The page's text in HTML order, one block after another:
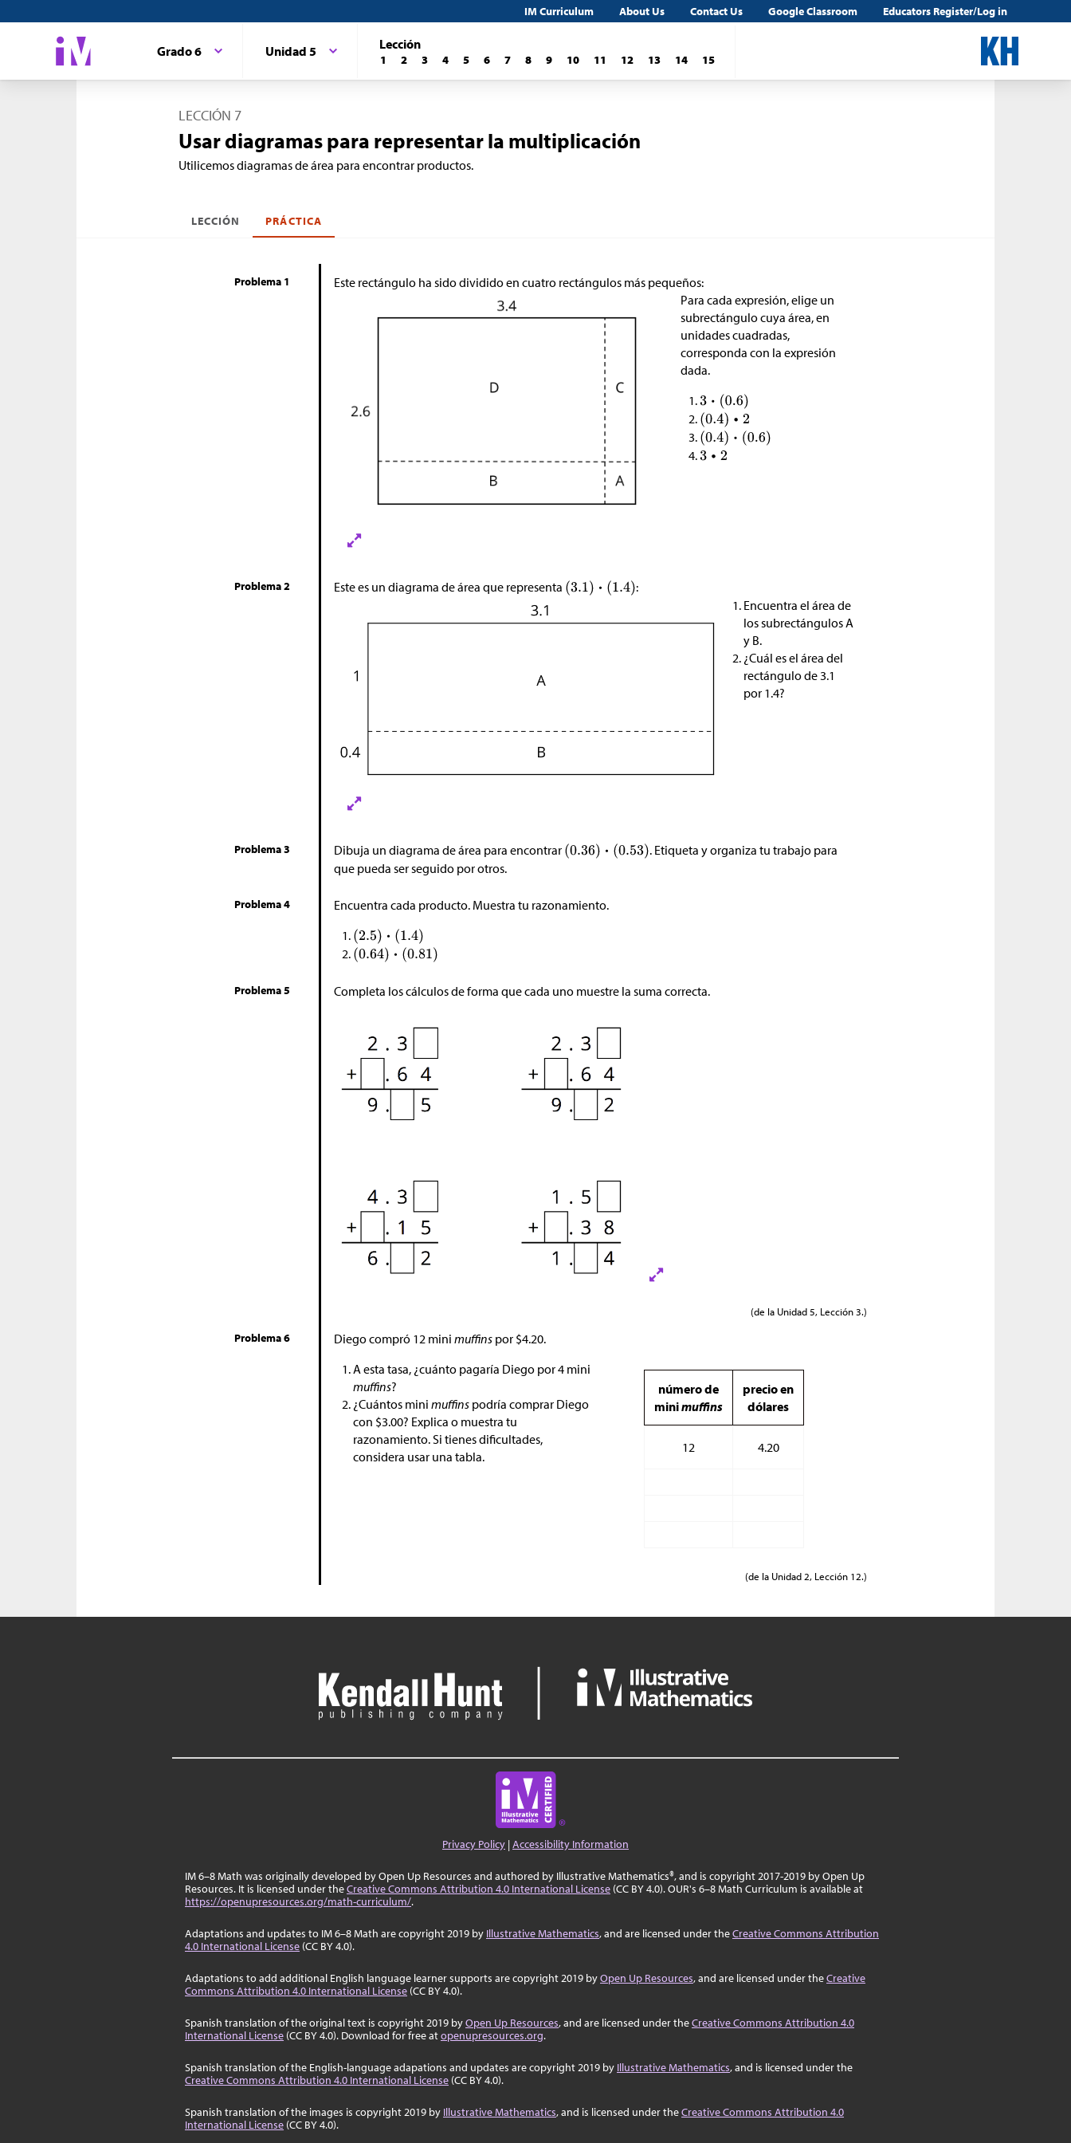
IM Curriculum About Us Contact Us Google Classroom Educators Register/Log in
Grado 6 Unidad 5 Lección
1 2 3 4 5 6 7 8 9 10 11 12 13 14 15
LECCIÓN 7
Usar diagramas para representar la multiplicación
Utilicemos diagramas de área para encontrar productos.
LECCIÓN PRÁCTICA
Problema 1
Este rectángulo ha sido dividido en cuatro rectángulos más pequeños:
Para cada expresión, elige un
subrectángulo cuya área, en
unidades cuadradas,
corresponda con la expresión
dada.
Problema 2 Este es un diagrama de área que representa
:
Encuentra el área de
los subrectángulos A
y B.
¿Cuál es el área del
rectángulo de 3.1
por 1.4?
Problema 3 Dibuja un diagrama de área para encontrar
. Etiqueta y organiza tu trabajo para
que pueda ser seguido por otros.
Problema 4 Encuentra cada producto. Muestra tu razonamiento.
Problema 5 Completa los cálculos de forma que cada uno muestre la suma correcta.
(de la Unidad 5, Lección 3.)
Problema 6 Diego compró 12 minimuffins por $4.20.
A esta tasa, ¿cuánto pagaría Diego por 4 mini
muffins?
¿Cuántos minimuffins podría comprar Diego
con $3.00? Explica o muestra tu
razonamiento. Si tienes dificultades,
considera usar una tabla.
número de
minimuffins
precio en
dólares
12 4.20
(de la Unidad 2, Lección 12.)
Privacy Policy |Accessibility Information
IM 6–8 Math was originally developed by Open Up Resources and authored by Illustrative Mathematics®, and is copyright 2017-2019 by Open Up
Resources. It is licensed under theCreative Commons Attribution 4.0 International License (CC BY 4.0). OUR's 6–8 Math Curriculum is available at
https://openupresources.org/math-curriculum/.
Adaptations and updates to IM 6–8 Math are copyright 2019 by Illustrative Mathematics, and are licensed under theCreative Commons Attribution
4.0 International License (CC BY 4.0).
Adaptations to add additional English language learner supports are copyright 2019 byOpen Up Resources, and are licensed under theCreative
Commons Attribution 4.0 International License (CC BY 4.0).
Spanish translation of the original text is copyright 2019 byOpen Up Resources, and are licensed under theCreative Commons Attribution 4.0
International License (CC BY 4.0). Download for free atopenupresources.org.
Spanish translation of the English-language adapations and updates are copyright 2019 by Illustrative Mathematics, and is licensed under the
Creative Commons Attribution 4.0 International License (CC BY 4.0).
Spanish translation of the images is copyright 2019 by Illustrative Mathematics, and is licensed under theCreative Commons Attribution 4.0
International License (CC BY 4.0).